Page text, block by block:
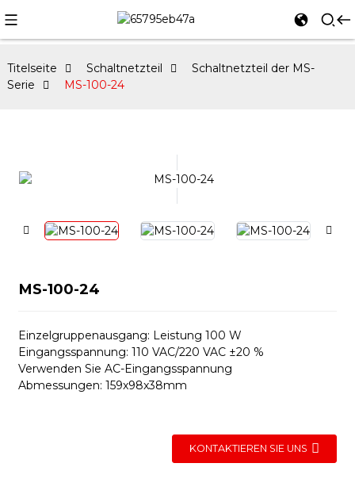
Titelseite Schaltnetzteil
Schaltnetzteil der MS-
Serie
MS-100-24
MS-100-24
Einzelgruppenausgang: Leistung 100 W
Eingangsspannung: 110 VAC/220 VAC ±20 %
Verwenden Sie AC-Eingangsspannung
Abmessungen: 159x98x38mm
KONTAKTIEREN SIE UNS